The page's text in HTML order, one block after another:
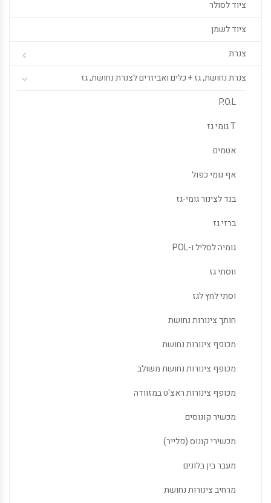
ציוד לסולר
ציוד לשמן
צנרת
צנרת נחושת, גז + כלים ואביזרים לצנרת נחושת, גז
P.O.L
T גומי גז
אטמים
אף גומי כפול
בנד לצינור גומי-גז
ברזי גז
גומיה לסליל ו-POL
ווסתי גז
וסתי לחץ לגז
חותך צינורות נחושת
מכופף צינורות נחושת
מכופף צינורות נחושת משולב
מכופף צינורות ראצ'ט במזוודה
מכשיר קונוסים
מכשירי קונוס (פלייר)
מעבר בין בלונים
מרחיב צינורות נחושת